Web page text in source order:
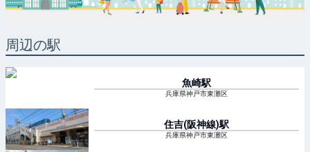
周辺の駅
魚崎駅
兵庫県神戸市東灘区
住吉(阪神線)駅
兵庫県神戸市東灘区